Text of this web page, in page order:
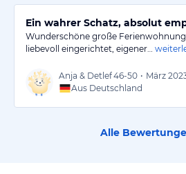
Ein wahrer Schatz, absolut
Wunderschöne große
liebevoll eingerichtet, eigener…
Anja & Detlef46-50 • März
Aus Deutschland
Alle